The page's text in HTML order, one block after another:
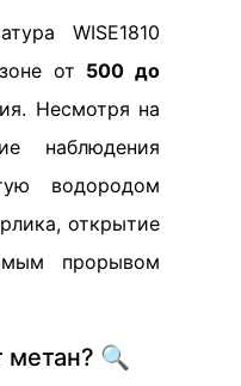
WISE1810
от 500 до
Несмотря на
наблюдения
водородом
открытие
прорывом
метан? 🔍